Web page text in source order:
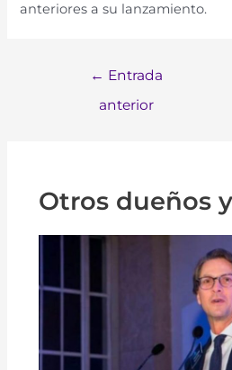
anteriores a su lanzamiento.
← Entrada
anterior
Otros dueños